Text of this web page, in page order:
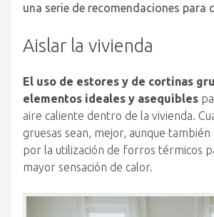
una serie de recomendaciones para
Aislar la vivienda
El uso de estores y de cortinas
elementos ideales y asequibles
aire caliente dentro de la vivienda.
gruesas sean, mejor, aunque
por la utilización de forros térmicos
mayor sensación de calor.